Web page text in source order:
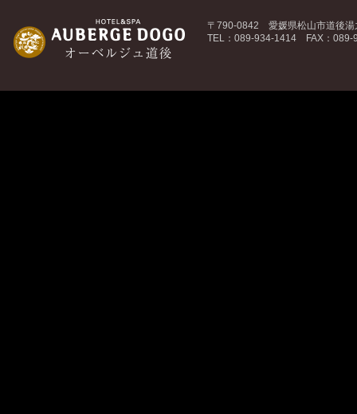
〒790-0842 愛媛県松山市道後湯
TEL：089-934-1414 FAX：089-